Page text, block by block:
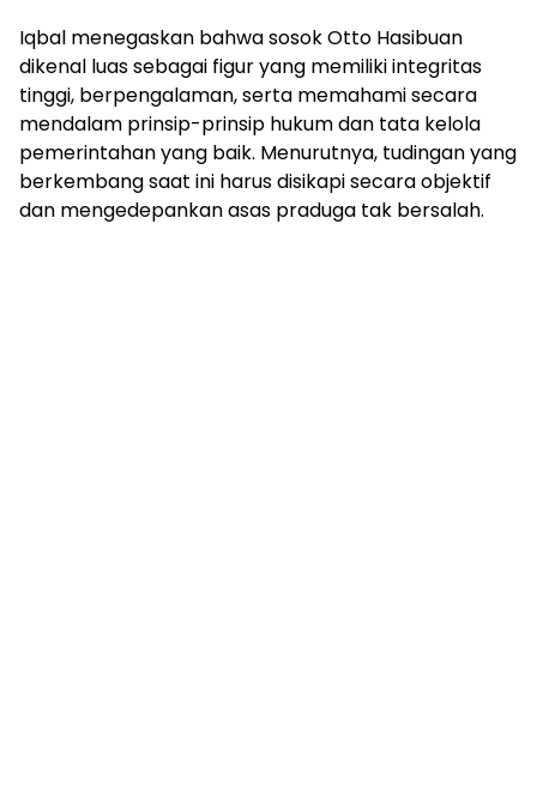
Iqbal menegaskan bahwa sosok Otto Hasibuan
dikenal luas sebagai figur yang memiliki integritas
tinggi, berpengalaman, serta memahami secara
mendalam prinsip-prinsip hukum dan tata kelola
pemerintahan yang baik. Menurutnya, tudingan yang
berkembang saat ini harus disikapi secara objektif
dan mengedepankan asas praduga tak bersalah.